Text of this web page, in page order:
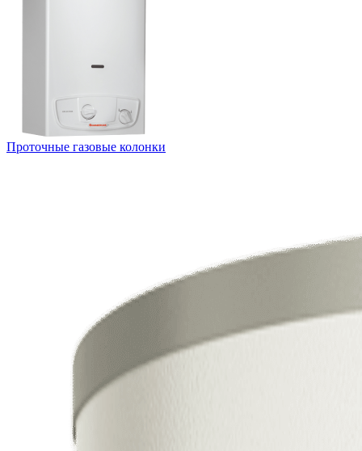
Проточные газовые колонки